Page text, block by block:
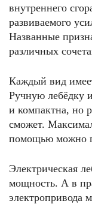
внутреннего
развиваемого
Названные
различных
Каждый вид
Ручную лебёдку
и компактна, но
сможет.
помощью можно
Электрическая
мощность. А в
электропривода